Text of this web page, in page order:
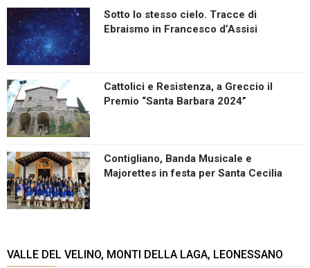
Sotto lo stesso cielo. Tracce di
Ebraismo in Francesco d’Assisi
Cattolici e Resistenza, a Greccio il
Premio “Santa Barbara 2024”
Contigliano, Banda Musicale e
Majorettes in festa per Santa Cecilia
VALLE DEL VELINO, MONTI DELLA LAGA, LEONESSANO